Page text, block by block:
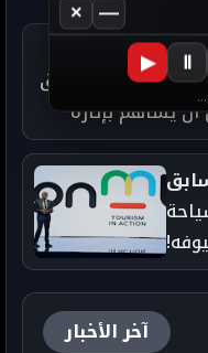
التوزاني: “أزرق
يساهم بإثارة
بالمغرب
آخر الأخبار
—
×
▶ Ⅱ